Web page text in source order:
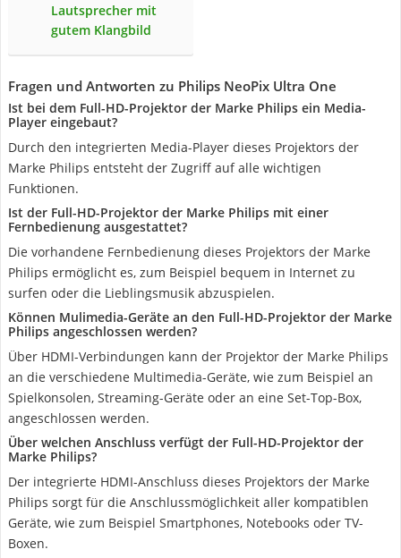
Lautsprecher mit
gutem Klangbild
Fragen und Antworten zu Philips NeoPix Ultra One
Ist bei dem Full-HD-Projektor der Marke Philips ein Media-
Player eingebaut?
Durch den integrierten Media-Player dieses Projektors der
Marke Philips entsteht der Zugriff auf alle wichtigen
Funktionen.
Ist der Full-HD-Projektor der Marke Philips mit einer
Fernbedienung ausgestattet?
Die vorhandene Fernbedienung dieses Projektors der Marke
Philips ermöglicht es, zum Beispiel bequem in Internet zu
surfen oder die Lieblingsmusik abzuspielen.
Können Mulimedia-Geräte an den Full-HD-Projektor der Marke
Philips angeschlossen werden?
Über HDMI-Verbindungen kann der Projektor der Marke Philips
an die verschiedene Multimedia-Geräte, wie zum Beispiel an
Spielkonsolen, Streaming-Geräte oder an eine Set-Top-Box,
angeschlossen werden.
Über welchen Anschluss verfügt der Full-HD-Projektor der
Marke Philips?
Der integrierte HDMI-Anschluss dieses Projektors der Marke
Philips sorgt für die Anschlussmöglichkeit aller kompatiblen
Geräte, wie zum Beispiel Smartphones, Notebooks oder TV-
Boxen.